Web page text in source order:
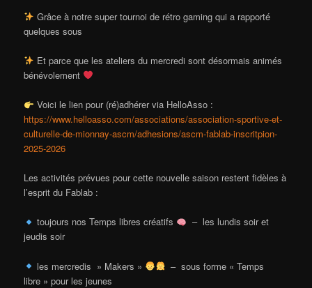
Grâce à notre super tournoi de rétro gaming qui a rapporté
quelques sous
Et parce que les ateliers du mercredi sont désormais animés
bénévolement
Voici le lien pour (ré)adhérer via HelloAsso :
https://www.helloasso.com/associations/association-sportive-et-
culturelle-de-mionnay-ascm/adhesions/ascm-fablab-inscritpion-
2025-2026
Les activités prévues pour cette nouvelle saison restent fidèles à
l’esprit du Fablab :
toujours nos Temps libres créatifs
– les lundis soir et
jeudis soir
les mercredis » Makers »
– sous forme « Temps
libre » pour les jeunes